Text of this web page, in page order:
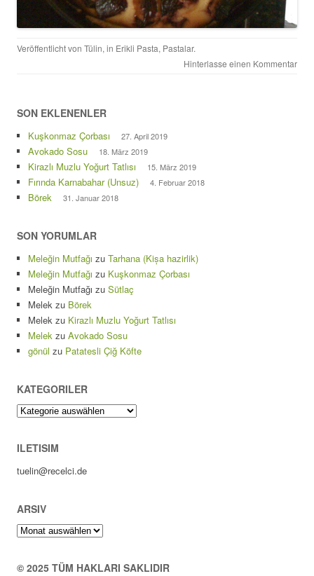
Veröffentlicht von Tülin, in Erikli Pasta, Pastalar.
Hinterlasse einen Kommentar
SON EKLENENLER
Kuşkonmaz Çorbası 27. April 2019
Avokado Sosu 18. März 2019
Kirazlı Muzlu Yoğurt Tatlısı 15. März 2019
Fırında Karnabahar (Unsuz) 4. Februar 2018
Börek 31. Januar 2018
SON YORUMLAR
Meleğin Mutfağı zu Tarhana (Kișa hazirlik)
Meleğin Mutfağı zu Kuşkonmaz Çorbası
Meleğin Mutfağı zu Sütlaç
Melek zu Börek
Melek zu Kirazlı Muzlu Yoğurt Tatlısı
Melek zu Avokado Sosu
gönül zu Patatesli Çiğ Köfte
KATEGORILER
Kategoriler
ILETISIM
tuelin@recelci.de
ARSIV
Arsiv
© 2025 TÜM HAKLARI SAKLIDIR